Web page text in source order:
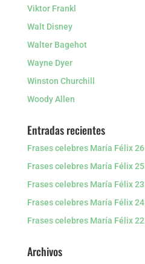
Viktor Frankl
Walt Disney
Walter Bagehot
Wayne Dyer
Winston Churchill
Woody Allen
Entradas recientes
Frases celebres María Félix 26
Frases celebres María Félix 25
Frases celebres María Félix 23
Frases celebres María Félix 24
Frases celebres María Félix 22
Archivos